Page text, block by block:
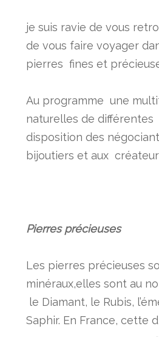
je suis ravie de vous
de vous faire voyager
pierres fines et
Au programme une
naturelles de
disposition des
bijoutiers et aux
Pierres précieuses
Les pierres précieuses
minéraux,elles sont au
le Diamant, le Rubis,
Saphir. En France, cette